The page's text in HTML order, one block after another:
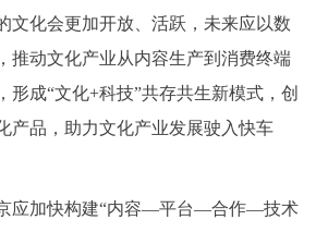
图说北京 视频北京
한국어 日本語
文化会更加开放、活跃，未来应以数
推动文化产业从内容生产到消费终端
形成“文化+科技”共存共生新模式，创
产品，助力文化产业发展驶入快车
加快构建“内容—平台—合作—技术